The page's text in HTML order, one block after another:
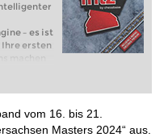
– es ist
Ihre ersten
machen
Mit
und
vom 16. bis 21.
Masters 2024“ aus.